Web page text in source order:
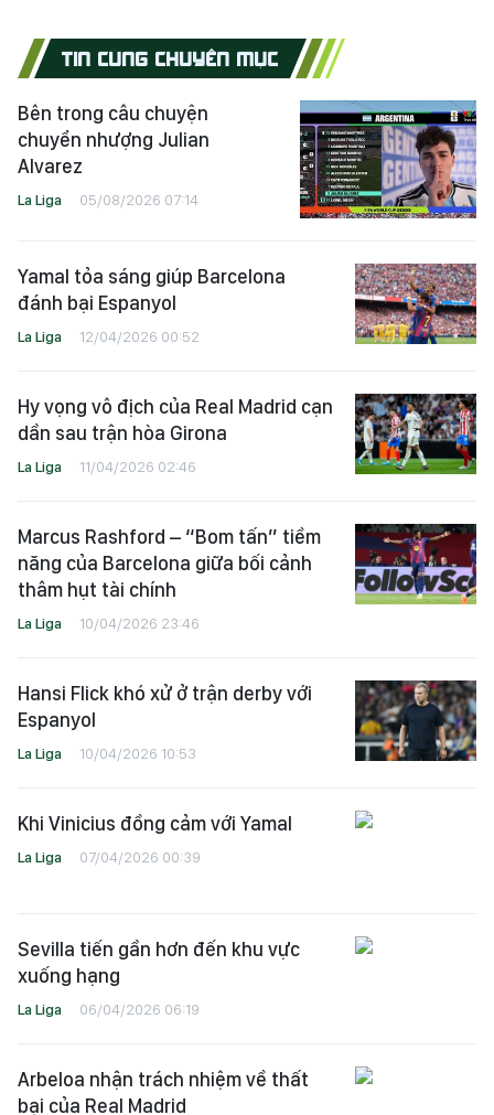
TIN CÙNG CHUYÊN MỤC
Bên trong câu chuyện
chuyển nhượng Julian
Alvarez
La Liga 05/08/2026 07:14
Yamal tỏa sáng giúp Barcelona
đánh bại Espanyol
La Liga 12/04/2026 00:52
Hy vọng vô địch của Real Madrid cạn
dần sau trận hòa Girona
La Liga 11/04/2026 02:46
Marcus Rashford – “Bom tấn” tiềm
năng của Barcelona giữa bối cảnh
thâm hụt tài chính
La Liga 10/04/2026 23:46
Hansi Flick khó xử ở trận derby với
Espanyol
La Liga 10/04/2026 10:53
Khi Vinicius đồng cảm với Yamal
La Liga 07/04/2026 00:39
Sevilla tiến gần hơn đến khu vực
xuống hạng
La Liga 06/04/2026 06:19
Arbeloa nhận trách nhiệm về thất
bại của Real Madrid